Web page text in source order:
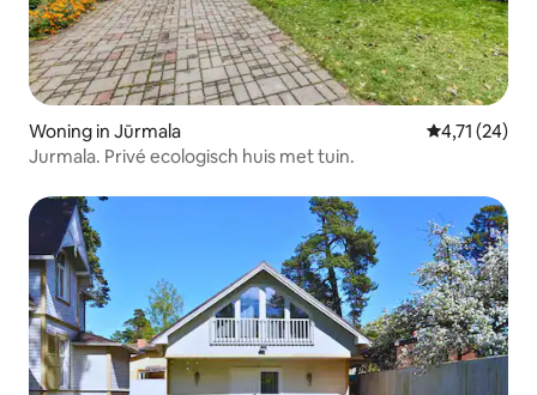
Woning in Jūrmala Gemiddelde
4,71 (24)
Jurmala. Privé ecologisch huis met tuin.